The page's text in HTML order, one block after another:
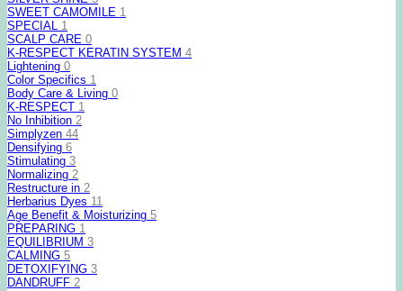
SWEET CAMOMILE 1
SPECIAL 1
SCALP CARE 0
K-RESPECT KERATIN SYSTEM 4
Lightening 0
Color Specifics 1
Body Care & Living 0
K-RESPECT 1
No Inhibition 2
Simplyzen 44
Densifying 6
Stimulating 3
Normalizing 2
Restructure in 2
Herbarius Dyes 11
Age Benefit & Moisturizing 5
PREPARING 1
EQUILIBRIUM 3
CALMING 5
DETOXIFYING 3
DANDRUFF 2